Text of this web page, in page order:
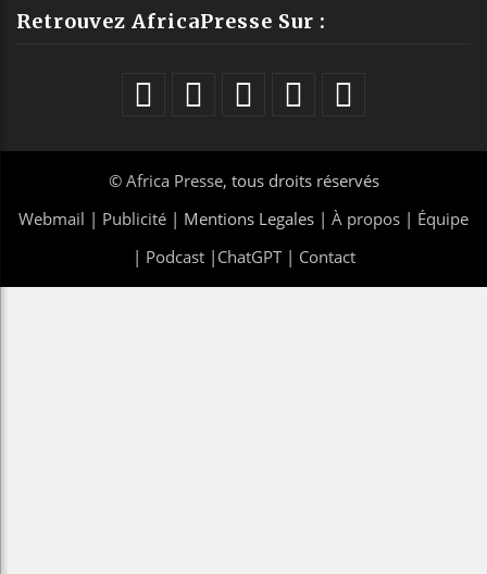
Retrouvez AfricaPresse Sur :
© Africa Presse, tous droits réservés
Webmail | Publicité | Mentions Legales | À propos | Équipe
| Podcast| ChatGPT| Contact